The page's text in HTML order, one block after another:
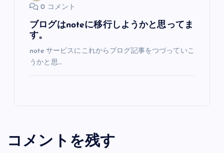
0 コメント
ブログはnoteに移行しようかと思ってま
す。
note サービスにこれからブログ記事をつづっていこ
うかと思…
コメントを残す